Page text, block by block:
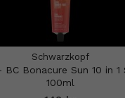
Schwarzkopf
Bonacure Sun 10 in 1
100ml